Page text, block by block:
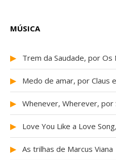
MÚSICA
▶ Trem da Saudade, por Os
▶ Medo de amar, por Claus
▶ Whenever, Wherever, por
▶ Love You Like a Love
▶ As trilhas de Marcus Viana